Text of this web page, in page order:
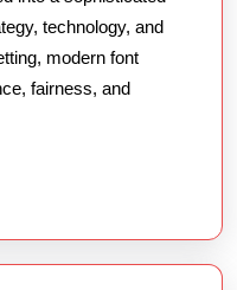
Bodoni
Font
Go
technology, and
modern font
fairness, and